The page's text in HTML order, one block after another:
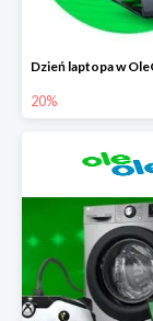
Dzień laptopa w
20%